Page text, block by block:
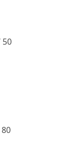
50
80